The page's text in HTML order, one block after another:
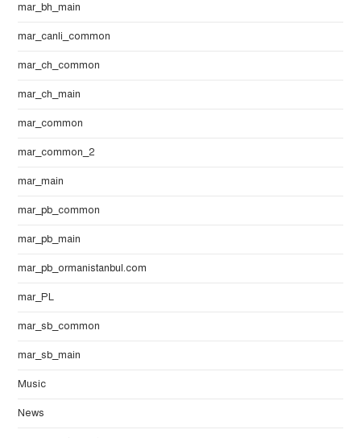
mar_bh_main
mar_canli_common
mar_ch_common
mar_ch_main
mar_common
mar_common_2
mar_main
mar_pb_common
mar_pb_main
mar_pb_ormanistanbul.com
mar_PL
mar_sb_common
mar_sb_main
Music
News